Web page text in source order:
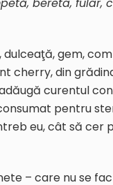
gem,
cherry, din
curentul
pentru
eu, cât să cer
– care nu se